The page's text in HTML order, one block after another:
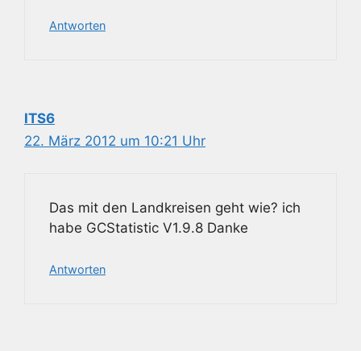
Antworten
ITS6
22. März 2012 um 10:21 Uhr
Das mit den Landkreisen geht wie? ich
habe GCStatistic V1.9.8 Danke
Antworten